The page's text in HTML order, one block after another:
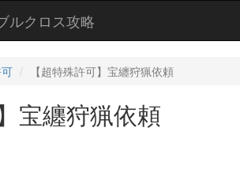
ルクロス攻略
【超特殊許可】宝纏狩猟依頼
宝纏狩猟依頼